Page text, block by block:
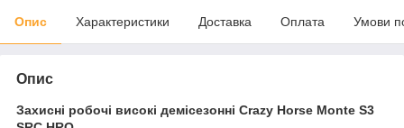
Опис Характеристики Доставка Оплата Умови
Опис
Захисні робочі високі демісезонні Crazy Horse Моntе S3